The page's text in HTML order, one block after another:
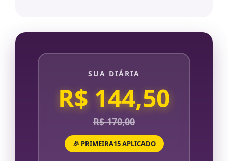
SUA DIÁRIA
R$ 144,50
R$ 170,00
🎉 PRIMEIRA15 APLICADO